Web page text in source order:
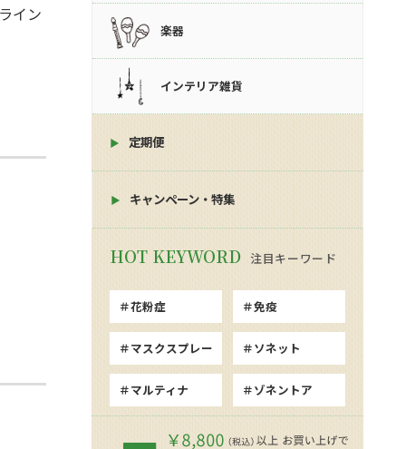
イン
楽器
インテリア雑貨
定期便
キャンペーン・特集
注目キーワード
花粉症 免疫
マスクスプレー ソネット
マルティナ ゾネントア